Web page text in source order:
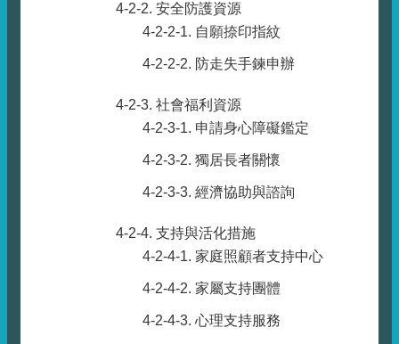
4-2-2. 安全防護資源
4-2-2-1. 自願捺印指紋
4-2-2-2. 防走失手鍊申辦
4-2-3. 社會福利資源
4-2-3-1. 申請身心障礙鑑定
4-2-3-2. 獨居長者關懷
4-2-3-3. 經濟協助與諮詢
4-2-4. 支持與活化措施
4-2-4-1. 家庭照顧者支持中心
4-2-4-2. 家屬支持團體
4-2-4-3. 心理支持服務